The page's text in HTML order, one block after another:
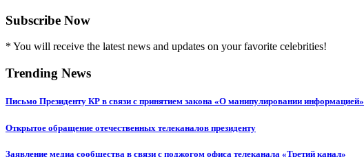
Subscribe Now
* You will receive the latest news and updates on your favorite celebrities!
Trending News
Письмо Президенту КР в связи с принятием закона «О манипулировании информацией»
Открытое обращение отечественных телеканалов президенту
Заявление медиа сообщества в связи с поджогом офиса телеканала «Третий канал»